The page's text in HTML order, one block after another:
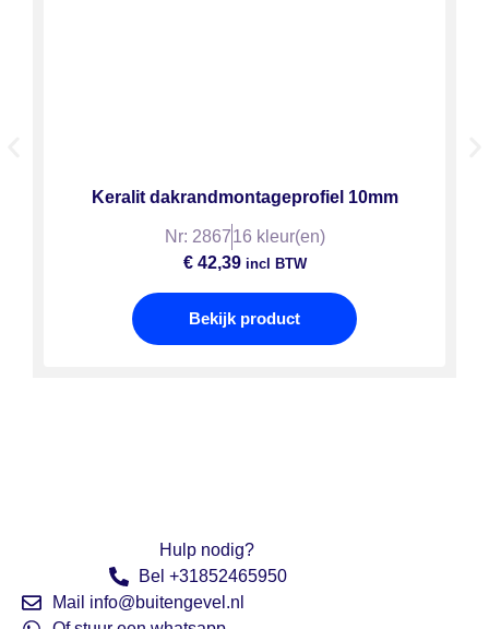
Keralit dakrandmontageprofiel 10mm
Nr: 286716 kleur(en)
€42,39incl BTW
Bekijk product
Hulp nodig?
Bel +31852465950
Mail info@buitengevel.nl